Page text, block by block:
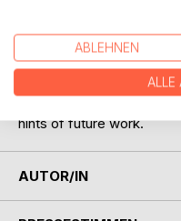
PWM outputs and some
signals are given. After a
converters, I presented
hints of future work.
AUTOR/IN
ABLEHNEN
ALLE